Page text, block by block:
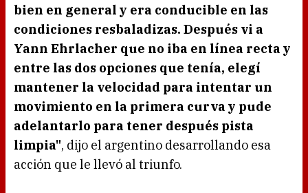
bien en general y era conducible en las
condiciones resbaladizas. Después vi a
Yann Ehrlacher que no iba en línea recta y
entre las dos opciones que tenía, elegí
mantener la velocidad para intentar un
movimiento en la primera curva y pude
adelantarlo para tener después pista
limpia", dijo el argentino desarrollando esa
acción que le llevó al triunfo.